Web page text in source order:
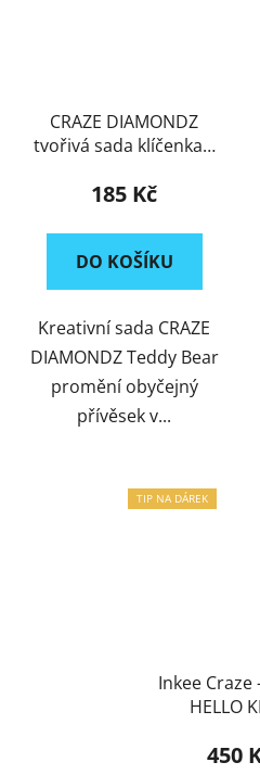
CRAZE DIAMONDZ
tvořivá sada klíčenka s
185 Kč
DO KOŠÍKU
Kreativní sada CRAZE
DIAMONDZ Teddy Bear
promění obyčejný
přívěsek v...
TIP NA DÁREK
Inkee Craze
HELLO
450